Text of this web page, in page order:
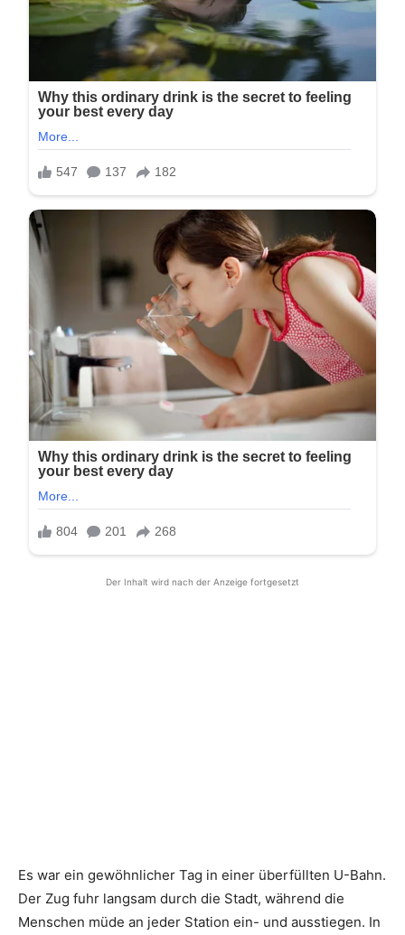
Der Inhalt wird nach der Anzeige fortgesetzt
Es war ein gewöhnlicher Tag in einer überfüllten U-Bahn.
Der Zug fuhr langsam durch die Stadt, während die
Menschen müde an jeder Station ein- und ausstiegen. In